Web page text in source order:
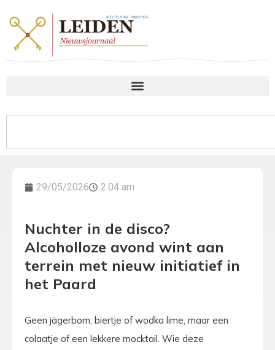
29/05/2026 2:04 am
Nuchter in de disco?
Alcoholloze avond wint aan
terrein met nieuw initiatief in
het Paard
Geen jägerbom, biertje of wodka lime, maar een
colaatje of een lekkere mocktail. Wie deze